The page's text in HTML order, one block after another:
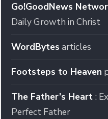
Go!GoodNews
Daily Growth in Christ
WordBytes articles
Footsteps to Heaven
The Father’s Heart :
Perfect Father